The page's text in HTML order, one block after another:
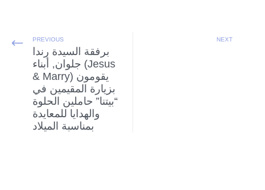
PREVIOUS
برفقة السيدة رندا
جلوان, أبناء (Jesus
& Marry) يقومون
بزيارة المقيمين في
“بيتنا” حاملين الحلوة
والهدايا للمعايدة
بمناسبة الميلاد
NEXT